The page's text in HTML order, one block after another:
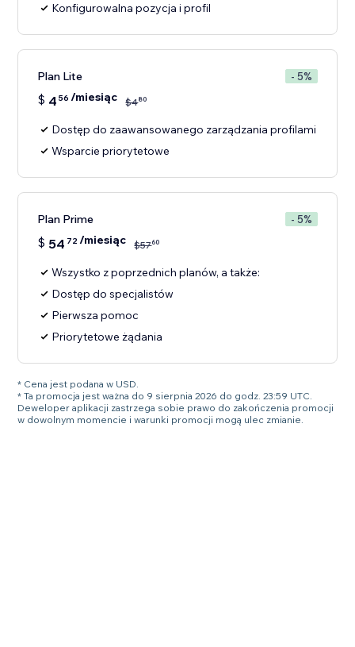
Konfigurowalna pozycja i profil
Plan Lite - 5%
$ 4 56 /miesiąc $480
Dostęp do zaawansowanego zarządzania profilami
Wsparcie priorytetowe
Plan Prime - 5%
$ 54 72/miesiąc $5760
Wszystko z poprzednich planów, a także:
Dostęp do specjalistów
Pierwsza pomoc
Priorytetowe żądania
* Cena jest podana w USD.
* Ta promocja jest ważna do 9 sierpnia 2026 do godz. 23:59 UTC.
Deweloper aplikacji zastrzega sobie prawo do zakończenia promocji
w dowolnym momencie i warunki promocji mogą ulec zmianie.